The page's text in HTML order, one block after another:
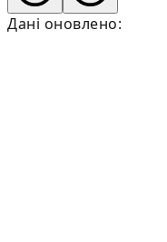
Дані оновлено: